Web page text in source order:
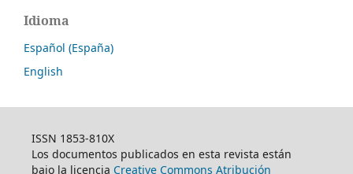
Idioma
Español (España)
English
ISSN 1853-810X
Los documentos publicados en esta revista están
bajo la licencia Creative Commons Atribución